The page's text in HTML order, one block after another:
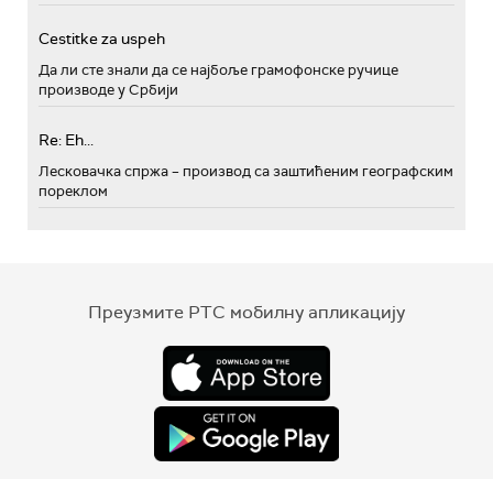
Cestitke za uspeh
Да ли сте знали да се најбоље грамофонске ручице
производе у Србији
Re: Eh...
Лесковачка спржа – производ са заштићеним географским
пореклом
Преузмите РТС мобилну апликацију